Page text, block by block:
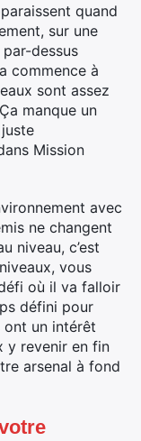
quand
sur une
dessus
commence à
sont assez
manque un
Mission
avec
ne changent
niveau, c’est
vous
où il va falloir
défini pour
ont un intérêt
y revenir en fin
arsenal à fond